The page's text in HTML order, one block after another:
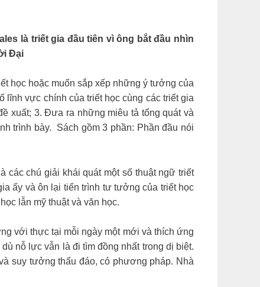
là triết gia đầu tiên vì ông bắt đầu nhìn
Đại
học hoặc muốn sắp xếp những ý tưởng của
lĩnh vực chính của triết học cùng các triết gia
xuất; 3. Đưa ra những miêu tả tổng quát và
trình bày. Sách gồm 3 phần: Phần đầu nói
các chú giải khái quát một số thuật ngữ triết
ấy và ôn lại tiến trình tư tưởng của triết học
lẫn mỹ thuật và văn học.
với thực tại mỗi ngày một mới và thích ứng
nỗ lực vẫn là đi tìm đồng nhất trong dị biệt.
suy tưởng thấu đáo, có phương pháp. Nhà